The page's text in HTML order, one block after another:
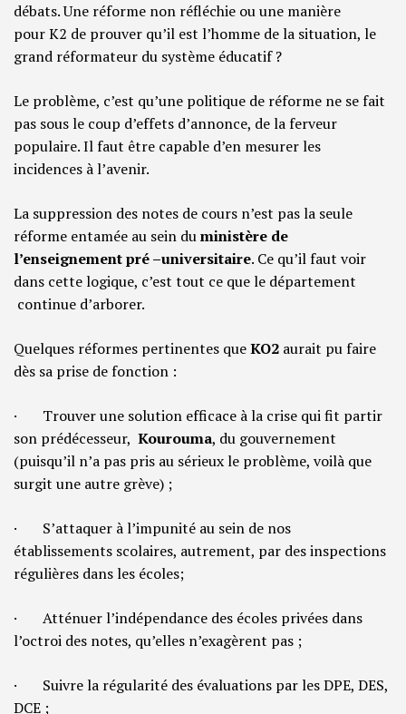
débats. Une réforme non réfléchie ou une manière
pour K2 de prouver qu’il est l’homme de la situation, le
grand réformateur du système éducatif ?
Le problème, c’est qu’une politique de réforme ne se fait
pas sous le coup d’effets d’annonce, de la ferveur
populaire. Il faut être capable d’en mesurer les
incidences à l’avenir.
La suppression des notes de cours n’est pas la seule
réforme entamée au sein duministère de
l’enseignement pré –universitaire. Ce qu’il faut voir
dans cette logique, c’est tout ce que le département
continue d’arborer.
Quelques réformes pertinentes queKO2 aurait pu faire
dès sa prise de fonction :
· Trouver une solution efficace à la crise qui fit partir
son prédécesseur, Kourouma, du gouvernement
(puisqu’il n’a pas pris au sérieux le problème, voilà que
surgit une autre grève) ;
· S’attaquer à l’impunité au sein de nos
établissements scolaires, autrement, par des inspections
régulières dans les écoles;
· Atténuer l’indépendance des écoles privées dans
l’octroi des notes, qu’elles n’exagèrent pas ;
· Suivre la régularité des évaluations par les DPE, DES,
DCE ;